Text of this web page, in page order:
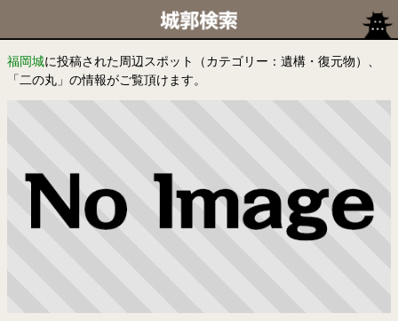
福岡城に投稿された周辺スポット（カテゴリー：遺構・復元物）、
「二の丸」の情報がご覧頂けます。